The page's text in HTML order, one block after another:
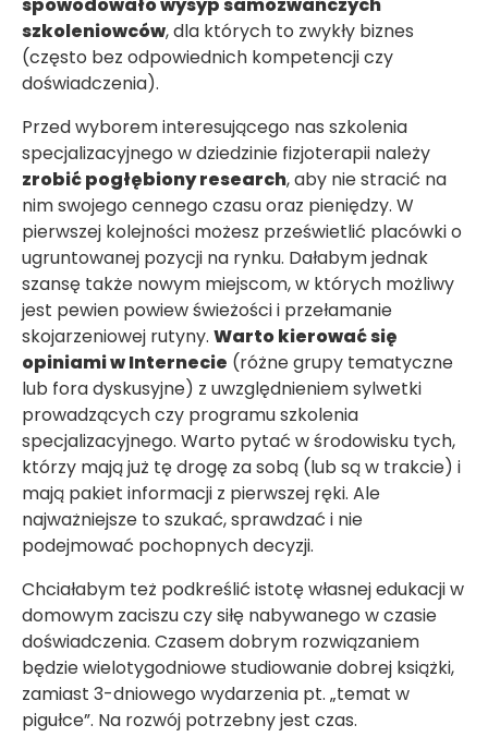
szkoleniowców, dla których to zwykły biznes
(często bez odpowiednich kompetencji czy
doświadczenia).
Przed wyborem interesującego nas szkolenia
specjalizacyjnego w dziedzinie fizjoterapii należy
zrobić pogłębiony research, aby nie stracić na
nim swojego cennego czasu oraz pieniędzy. W
pierwszej kolejności możesz prześwietlić placówki o
ugruntowanej pozycji na rynku. Dałabym jednak
szansę także nowym miejscom, w których możliwy
jest pewien powiew świeżości i przełamanie
skojarzeniowej rutyny. Warto kierować się
opiniami w Internecie (różne grupy tematyczne
lub fora dyskusyjne) z uwzględnieniem sylwetki
prowadzących czy programu szkolenia
specjalizacyjnego. Warto pytać w środowisku tych,
którzy mają już tę drogę za sobą (lub są w trakcie) i
mają pakiet informacji z pierwszej ręki. Ale
najważniejsze to szukać, sprawdzać i nie
podejmować pochopnych decyzji.
Chciałabym też podkreślić istotę własnej edukacji w
domowym zaciszu czy siłę nabywanego w czasie
doświadczenia. Czasem dobrym rozwiązaniem
będzie wielotygodniowe studiowanie dobrej książki,
zamiast 3-dniowego wydarzenia pt. „temat w
pigułce”. Na rozwój potrzebny jest czas.